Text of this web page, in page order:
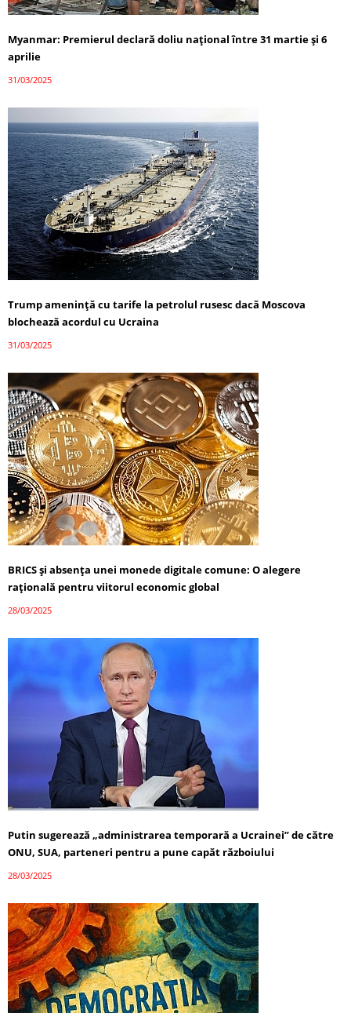
Myanmar: Premierul declară doliu național între 31 martie și 6
aprilie
31/03/2025
Trump amenință cu tarife la petrolul rusesc dacă Moscova
blochează acordul cu Ucraina
31/03/2025
BRICS și absența unei monede digitale comune: O alegere
rațională pentru viitorul economic global
28/03/2025
Putin sugerează „administrarea temporară a Ucrainei” de către
ONU, SUA, parteneri pentru a pune capăt războiului
28/03/2025